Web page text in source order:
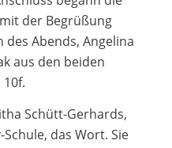
der Begrüßung
Abends, Angelina
aus den beiden
Schütt-Gerhards,
das Wort. Sie